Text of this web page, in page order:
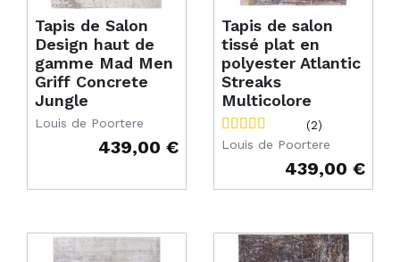
Tapis de Salon
Design haut de
gamme Mad Men
Griff Concrete
Jungle
Louis de Poortere
439,00 €
Tapis de salon
tissé plat en
polyester Atlantic
Streaks
Multicolore
(2)
Louis de Poortere
439,00 €